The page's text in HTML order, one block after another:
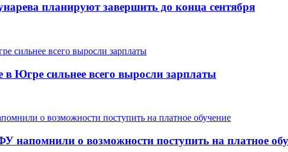
планируют завершить до конца сентября
в Югре сильнее всего выросли зарплаты
о возможности поступить на платное